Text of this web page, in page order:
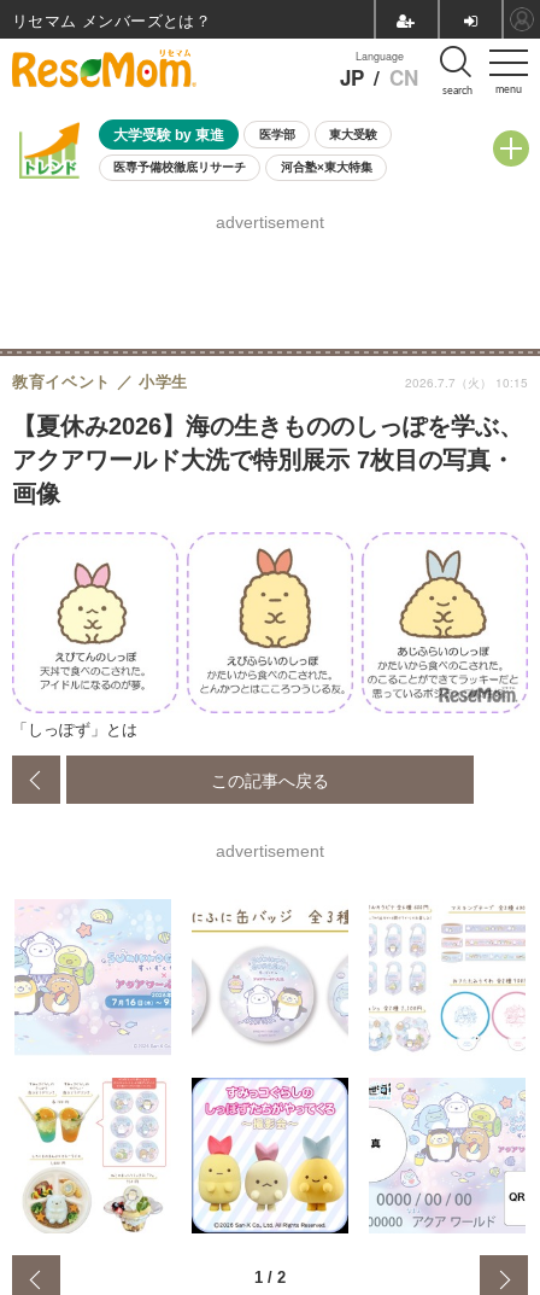
menu
Language
JP / CN search
大学受験 by 東進 医学部 東大受験
医専予備校徹底リサーチ 河合塾×東大特集
8月開催学校説明会・相談会
advertisement
【夏休み2026】海の生きもののしっぽを学ぶ、
アクアワールド大洗で特別展示 7枚目の写真・
画像
教育イベント 小学生 2026.7.7（火） 10:15
「しっぽず」とは
この記事へ戻る
advertisement
1 / 2
リセマム メンバーズ